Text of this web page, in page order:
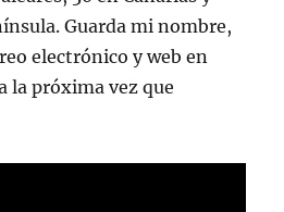
Guarda mi nombre,
electrónico y web en
la próxima vez que